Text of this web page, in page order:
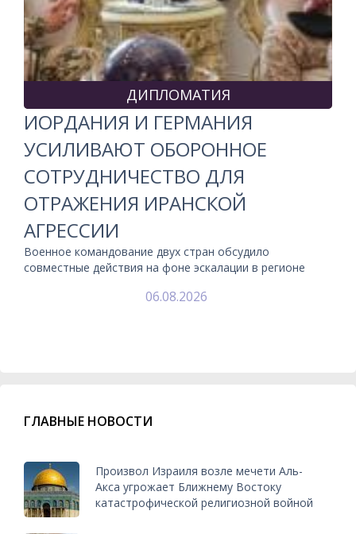
ДИПЛОМАТИЯ
ИОРДАНИЯ И ГЕРМАНИЯ
УСИЛИВАЮТ ОБОРОННОЕ
СОТРУДНИЧЕСТВО ДЛЯ
ОТРАЖЕНИЯ ИРАНСКОЙ
АГРЕССИИ
Военное командование двух стран обсудило
совместные действия на фоне эскалации в регионе
06.08.2026
ГЛАВНЫЕ НОВОСТИ
Произвол Израиля возле мечети Аль-
Акса угрожает Ближнему Востоку
катастрофической религиозной войной